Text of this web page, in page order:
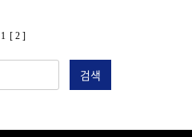
1 [ 2 ]
검색